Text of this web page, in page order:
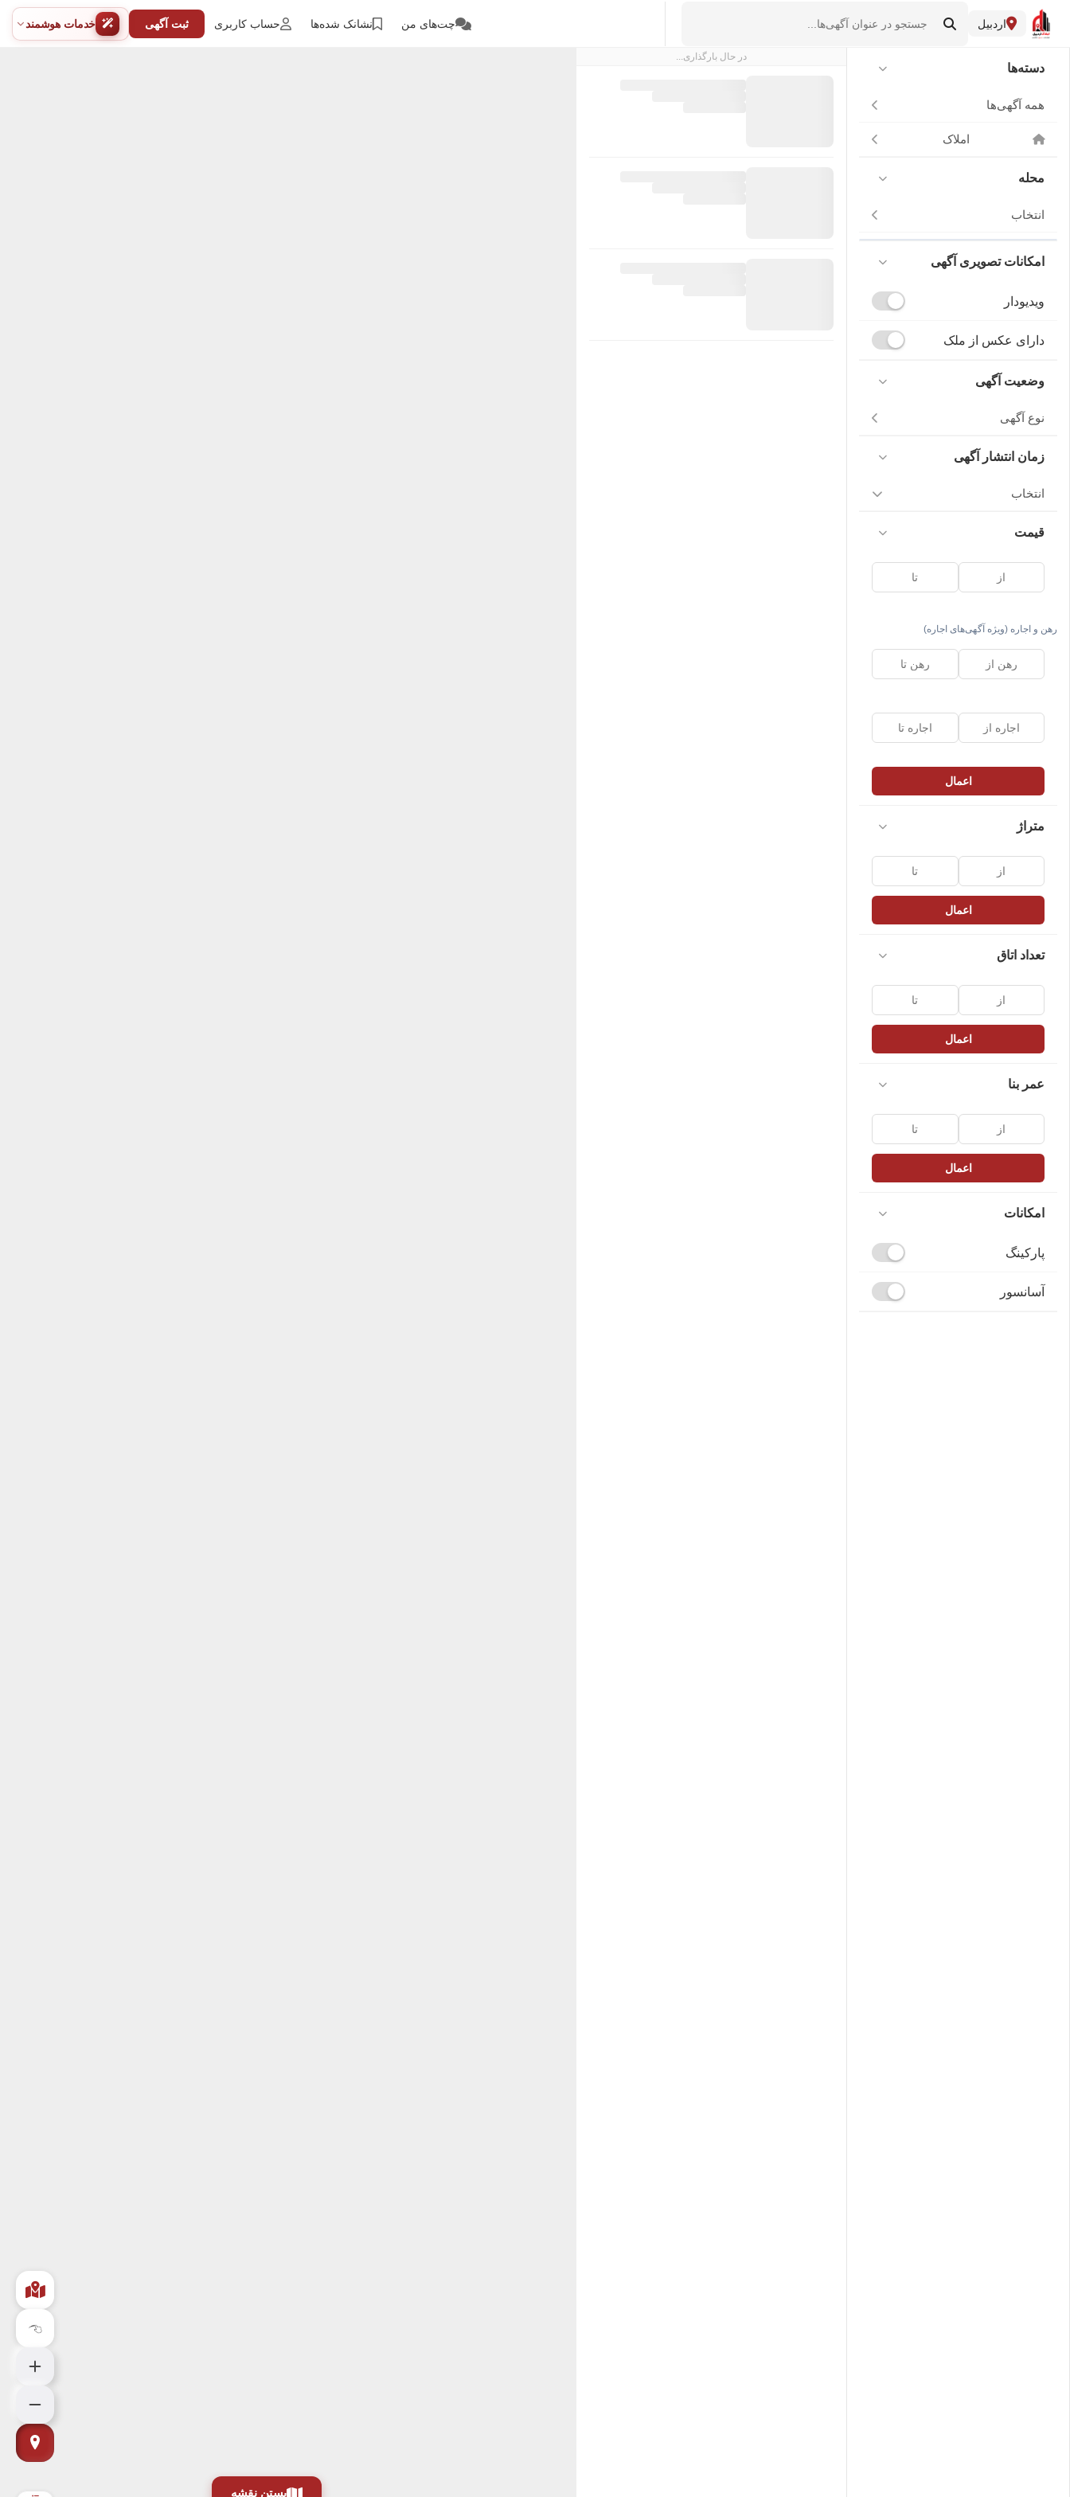
اردبیل خدمات هوشمند ثبت آگهی حساب کاربری نشانک شده‌ها چت‌های من
دسته‌ها
همه آگهی‌ها
املاک
محله
انتخاب
امکانات تصویری آگهی
ویدیودار
دارای عکس از ملک
وضعیت آگهی
نوع آگهی
زمان انتشار آگهی
انتخاب
قیمت
رهن و اجاره (ویژه آگهی‌های اجاره)
اعمال
متراژ
اعمال
تعداد اتاق
اعمال
عمر بنا
اعمال
امکانات
پارکینگ
آسانسور
در حال بارگذاری...
بستن نقشه